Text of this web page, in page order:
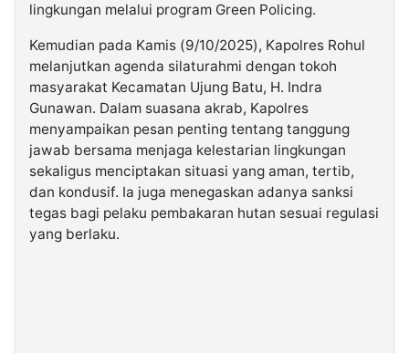
lingkungan melalui program Green Policing.
Kemudian pada Kamis (9/10/2025), Kapolres Rohul
melanjutkan agenda silaturahmi dengan tokoh
masyarakat Kecamatan Ujung Batu, H. Indra
Gunawan. Dalam suasana akrab, Kapolres
menyampaikan pesan penting tentang tanggung
jawab bersama menjaga kelestarian lingkungan
sekaligus menciptakan situasi yang aman, tertib,
dan kondusif. Ia juga menegaskan adanya sanksi
tegas bagi pelaku pembakaran hutan sesuai regulasi
yang berlaku.